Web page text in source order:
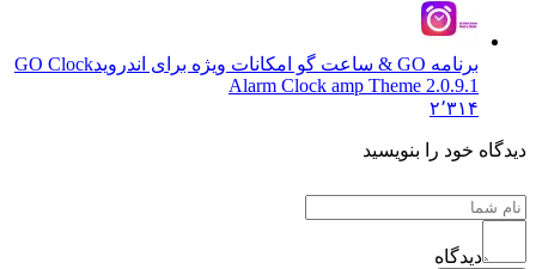
برنامه GO & ساعت گو امکانات ویژه برای اندروید
GO Clock
Alarm Clock amp Theme 2.0.9.1
۲٬۳۱۴
خود را بنویسید
دیدگاه